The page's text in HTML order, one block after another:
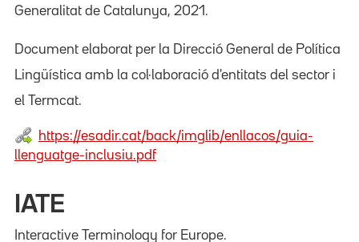
Generalitat de Catalunya, 2021.
Document elaborat per la Direcció General de Política
Lingüística amb la col·laboració d'entitats del sector i
el Termcat.
https://esadir.cat/back/imglib/enllacos/guia-
llenguatge-inclusiu.pdf
IATE
Interactive Terminology for Europe.